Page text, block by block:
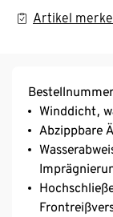
Artikel
Winddicht,
Abzippbare